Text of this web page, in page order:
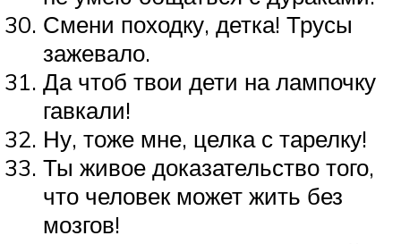
Смени походку, детка! Трусы
зажевало.
Да чтоб твои дети на лампочку
гавкали!
Ну, тоже мне, целка с тарелку!
Ты живое доказательство того,
что человек может жить без
мозгов!